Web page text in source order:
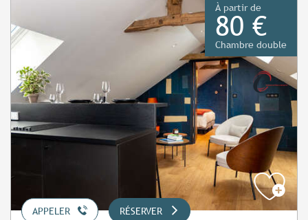
À partir de
80 €
Chambre double
APPELER RÉSERVER